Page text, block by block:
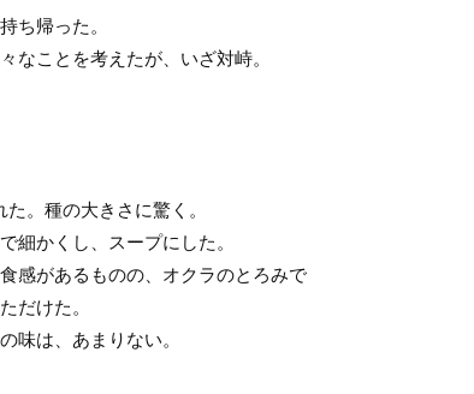
ち帰った。
なことを考えたが、いざ対峙。
た。種の大きさに驚く。
細かくし、スープにした。
感があるものの、オクラのとろみで
だけた。
味は、あまりない。